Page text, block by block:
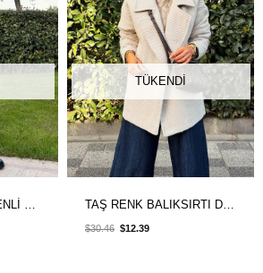
FÜME EKOSE DESENLİ KUŞAKLI KAŞE KABAN
TÜKENDI
TAŞ RENK BALIKSIRTI DESEN TEK DÜĞMELİ CEKET KABAN
$12.39
$30.46